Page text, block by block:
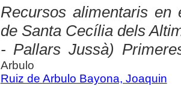
Recursos alimentaris en
de Santa Cecília dels
- Pallars Jussà)
Arbulo
Ruiz de Arbulo Bayona, Joaquin